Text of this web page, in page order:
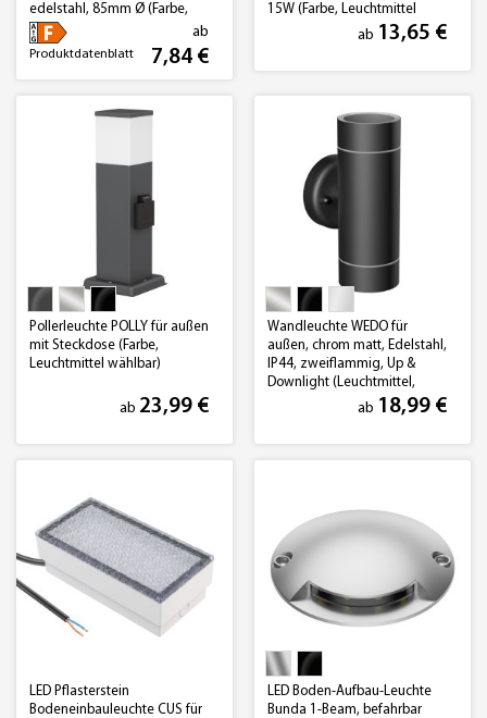
edelstahl, 85mm Ø (Farbe,
Lichtfarbe wählbar)
Produktdatenblatt
ab
7,84 €
15W (Farbe, Leuchtmittel
ab 13,65 €
Pollerleuchte POLLY für außen
mit Steckdose (Farbe,
Leuchtmittel wählbar)
ab 23,99 €
Wandleuchte WEDO für
außen, chrom matt, Edelstahl,
IP44, zweiflammig, Up &
Downlight (Leuchtmittel,
ab 18,99 €
LED Pflasterstein
Bodeneinbauleuchte CUS für
LED Boden-Aufbau-Leuchte
Bunda 1-Beam, befahrbar